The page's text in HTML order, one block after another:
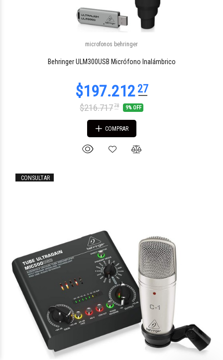
microfonos behringer
Behringer ULM300USB Micrófono Inalámbrico
$216.71778 9% OFF
COMPRAR
CONSULTAR